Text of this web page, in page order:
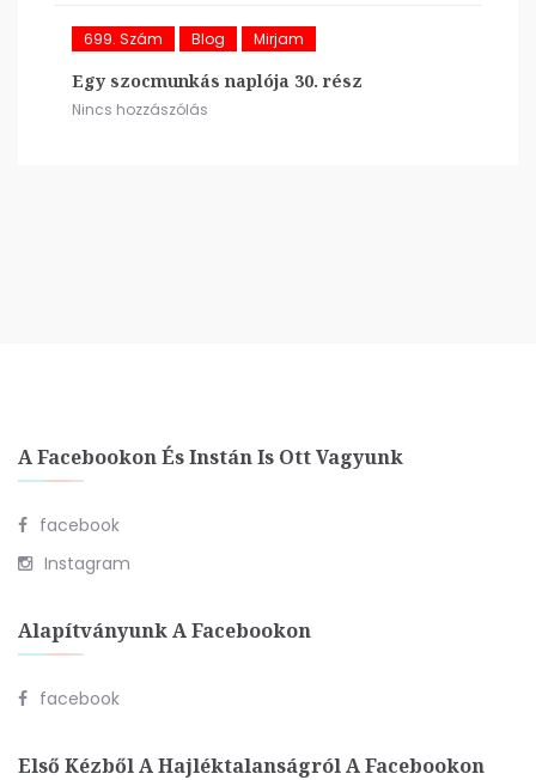
699. Szám Blog Mirjam
Egy szocmunkás naplója 30. rész
Nincs hozzászólás
A Facebookon És Instán Is Ott Vagyunk
facebook
Instagram
Alapítványunk A Facebookon
facebook
Első Kézből A Hajléktalanságról A Facebookon